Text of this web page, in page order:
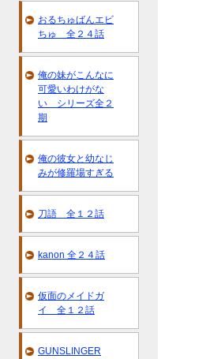
おるちゅばんエビ
ちゅ 全２４話
俺の妹がこんなに
可愛いわけがな
い シリーズ全２
期
俺の彼女と幼なじ
みが修羅場すぎる
刀語 全１２話
kanon 全２４話
仮面のメイドガ
イ 全１２話
GUNSLINGER